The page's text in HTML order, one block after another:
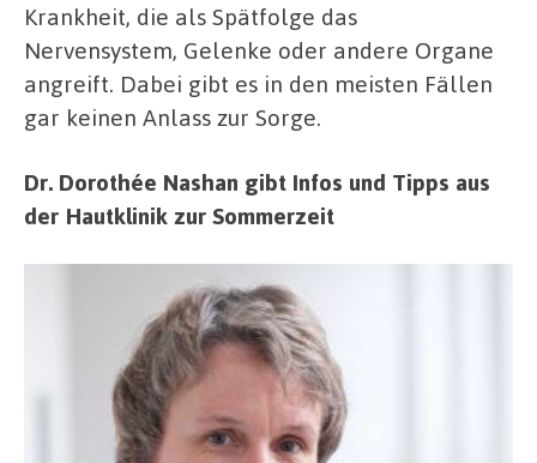
Krankheit, die als Spätfolge das
Nervensystem, Gelenke oder andere Organe
angreift. Dabei gibt es in den meisten Fällen
gar keinen Anlass zur Sorge.
Dr. Dorothée Nashan gibt Infos und Tipps aus
der Hautklinik zur Sommerzeit